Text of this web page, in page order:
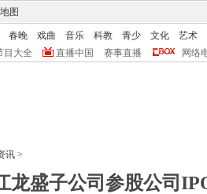
图
春晚 戏曲 音乐 科教 青少 文化
艺术
目大全 直播中国 赛事直播 网络
讯 >
龙盛子公司参股公司